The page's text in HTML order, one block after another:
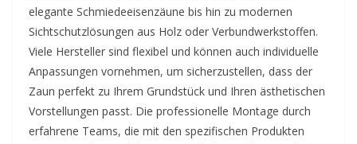
elegante Schmiedeeisenzäune bis hin zu modernen
Sichtschutzlösungen aus Holz oder Verbundwerkstoffen.
Viele Hersteller sind flexibel und können auch individuelle
Anpassungen vornehmen, um sicherzustellen, dass der
Zaun perfekt zu Ihrem Grundstück und Ihren ästhetischen
Vorstellungen passt. Die professionelle Montage durch
erfahrene Teams, die mit den spezifischen Produkten